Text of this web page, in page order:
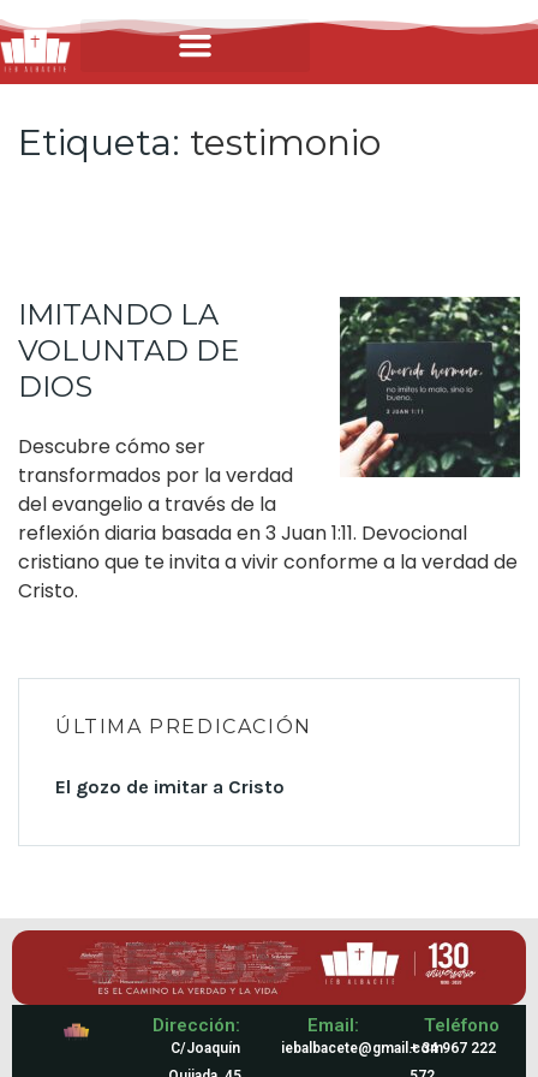
Etiqueta: testimonio
IMITANDO LA
VOLUNTAD DE
DIOS
Descubre cómo ser
transformados por la verdad
del evangelio a través de la
reflexión diaria basada en 3 Juan 1:11. Devocional
cristiano que te invita a vivir conforme a la verdad de
Cristo.
ÚLTIMA PREDICACIÓN
El gozo de imitar a Cristo
Dirección:
C/Joaquín
Email:
iebalbacete@gmail.com
Teléfono
+ 34 967 222